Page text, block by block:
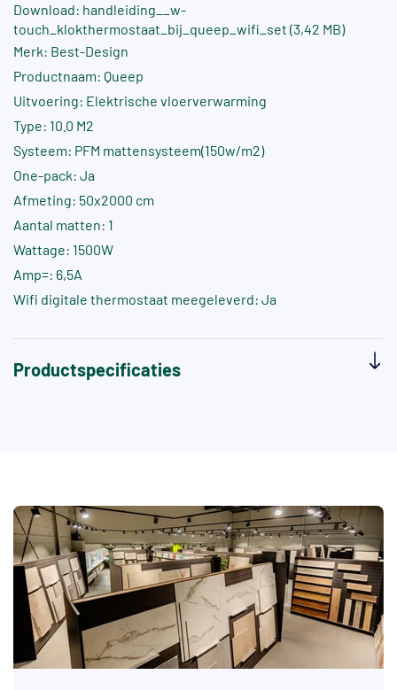
Download: handleiding__w-
touch_klokthermostaat_bij_queep_wifi_set (3,42 MB)
Merk: Best-Design
Productnaam: Queep
Uitvoering: Elektrische vloerverwarming
Type: 10.0 M2
Systeem: PFM mattensysteem(150w/m2)
One-pack: Ja
Afmeting: 50x2000 cm
Aantal matten: 1
Wattage: 1500W
Amp=: 6,5A
Wifi digitale thermostaat meegeleverd: Ja
Productspecificaties